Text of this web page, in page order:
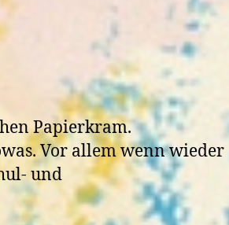
Papierkram.
Vor allem wenn wieder
und